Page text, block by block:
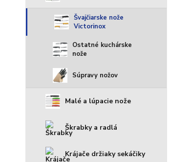
Švajčiarske nože
Victorinox
Ostatné kuchárske
nože
Súpravy nožov
Malé a lúpacie nože
Škrabky a radlá
Krájače držiaky sekáčiky